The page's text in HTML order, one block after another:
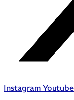
Instagram Youtube